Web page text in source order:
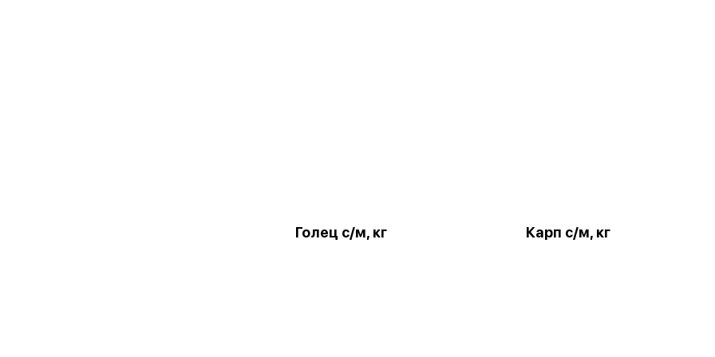
Голец с/м, кг Карп с/м, кг